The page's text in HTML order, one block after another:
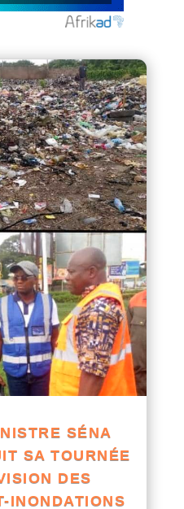
SÉNA
SA TOURNÉE
DES
INONDATIONS